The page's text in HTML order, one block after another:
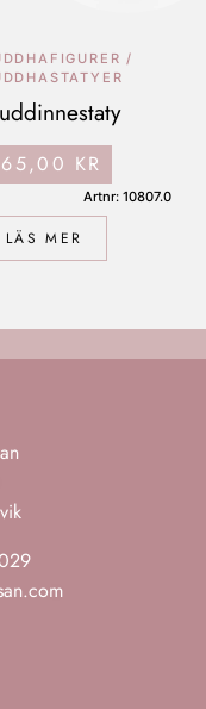
LÄS MER
/
KR
Artnr: 10807.0